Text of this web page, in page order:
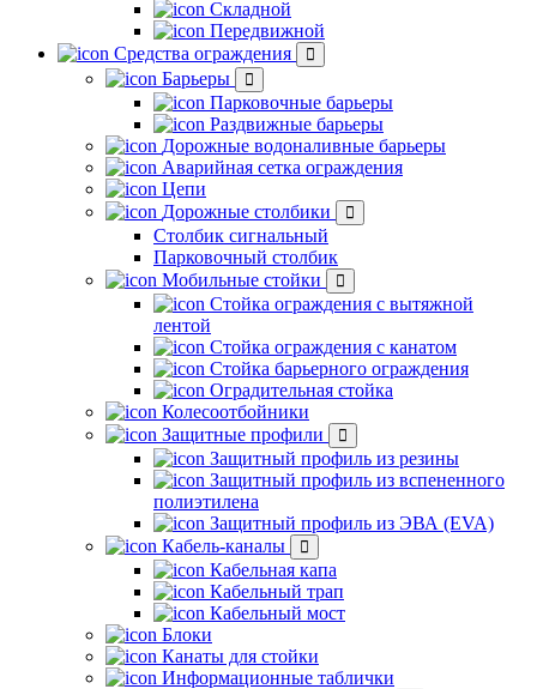
Складной
Передвижной
Средства ограждения
Барьеры
Парковочные барьеры
Раздвижные барьеры
Дорожные водоналивные барьеры
Аварийная сетка ограждения
Цепи
Дорожные столбики
Столбик сигнальный
Парковочный столбик
Мобильные стойки
Стойка ограждения с вытяжной
лентой
Стойка ограждения с канатом
Стойка барьерного ограждения
Оградительная стойка
Колесоотбойники
Защитные профили
Защитный профиль из резины
Защитный профиль из вспененного
полиэтилена
Защитный профиль из ЭВА (EVA)
Кабель-каналы
Кабельная капа
Кабельный трап
Кабельный мост
Блоки
Канаты для стойки
Информационные таблички